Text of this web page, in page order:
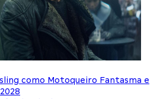
como Motoqueiro Fantasma e